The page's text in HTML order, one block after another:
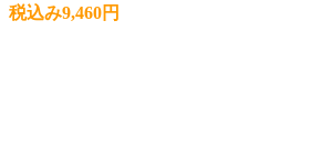
税込み9,460円